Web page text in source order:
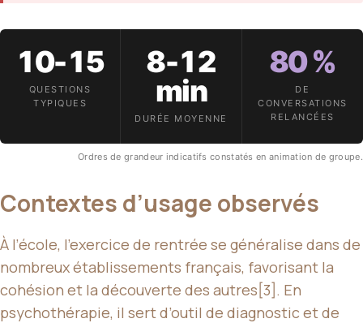
10-15
QUESTIONS
TYPIQUES
8-12
min
DURÉE MOYENNE
80 %
DE
CONVERSATIONS
RELANCÉES
Ordres de grandeur indicatifs constatés en animation de groupe.
Contextes d’usage observés
À l’école, l’exercice de rentrée se généralise dans de
nombreux établissements français, favorisant la
cohésion et la découverte des autres[3]. En
psychothérapie, il sert d’outil de diagnostic et de